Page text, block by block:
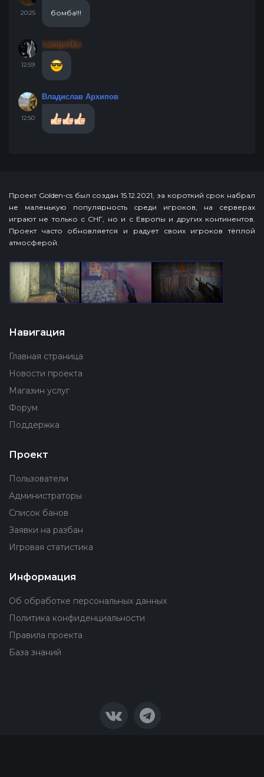
20:25 бомба!!!
12:59
Lampo4ka
12:50
Владислав Архипов
Проект Golden-cs был создан 15.12.2021, за короткий срок набрал
не маленькую популярность среди игроков, на серверах
играют не только с СНГ, но и с Европы и других континентов.
Проект часто обновляется и радует своих игроков тёплой
атмосферой.
Навигация
Главная страница
Новости проекта
Магазин услуг
Форум
Поддержка
Проект
Пользователи
Администраторы
Список банов
Заявки на разбан
Игровая статистика
Информация
Об обработке персональных данных
Политика конфиденциальности
Правила проекта
База знаний